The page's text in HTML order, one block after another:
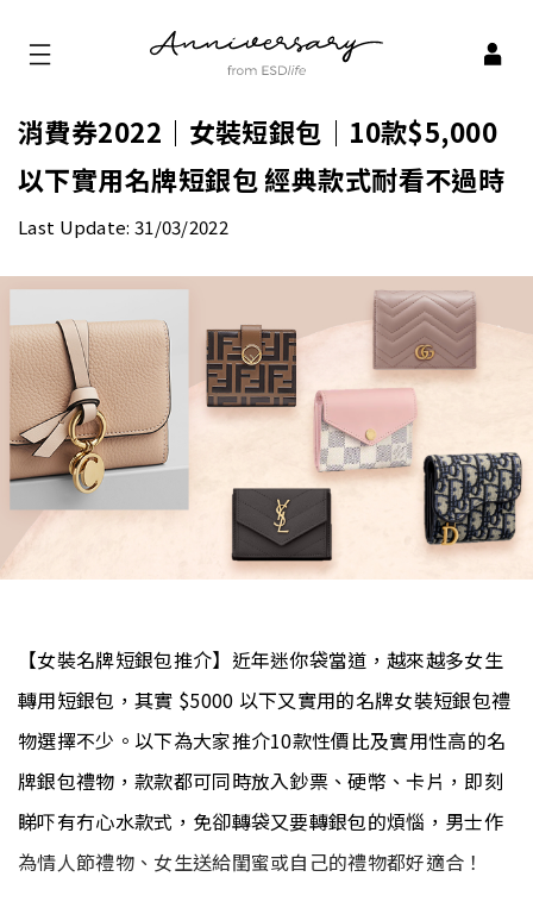
消費券2022｜女裝短銀包｜10款$5,000
以下實用名牌短銀包 經典款式耐看不過時
Last Update: 31/03/2022
【女裝名牌短銀包推介】近年迷你袋當道，越來越多女生
轉用短銀包，其實 $5000 以下又實用的名牌女裝短銀包禮
物選擇不少。以下為大家推介10款性價比及實用性高的名
牌銀包禮物，款款都可同時放入鈔票、硬幣、卡片，即刻
睇吓有冇心水款式，免卻轉袋又要轉銀包的煩惱，男士作
為情人節禮物、女生送給閨蜜或自己的禮物都好適合！